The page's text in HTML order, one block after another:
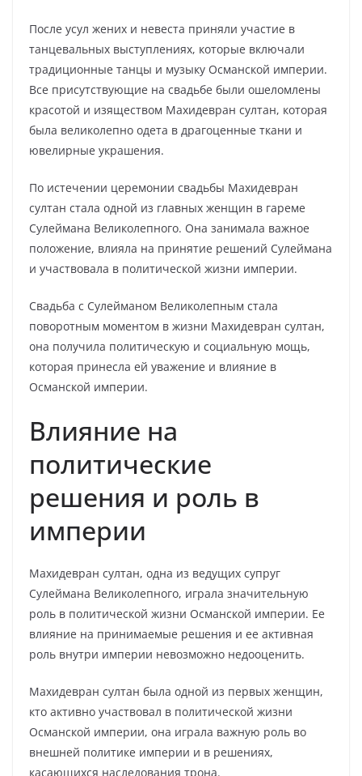
После усул жених и невеста приняли участие в
танцевальных выступлениях, которые включали
традиционные танцы и музыку Османской империи.
Все присутствующие на свадьбе были ошеломлены
красотой и изяществом Махидевран султан, которая
была великолепно одета в драгоценные ткани и
ювелирные украшения.
По истечении церемонии свадьбы Махидевран
султан стала одной из главных женщин в гареме
Сулеймана Великолепного. Она занимала важное
положение, влияла на принятие решений Сулеймана
и участвовала в политической жизни империи.
Свадьба с Сулейманом Великолепным стала
поворотным моментом в жизни Махидевран султан,
она получила политическую и социальную мощь,
которая принесла ей уважение и влияние в
Османской империи.
Влияние на
политические
решения и роль в
империи
Махидевран султан, одна из ведущих супруг
Сулеймана Великолепного, играла значительную
роль в политической жизни Османской империи. Ее
влияние на принимаемые решения и ее активная
роль внутри империи невозможно недооценить.
Махидевран султан была одной из первых женщин,
кто активно участвовал в политической жизни
Османской империи, она играла важную роль во
внешней политике империи и в решениях,
касающихся наследования трона.